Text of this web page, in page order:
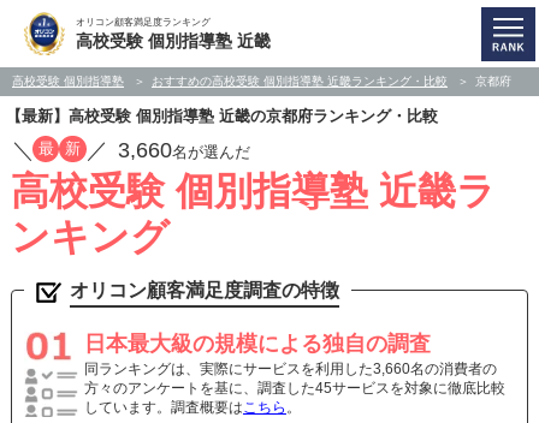
オリコン顧客満足度ランキング
高校受験 個別指導塾 近畿
高校受験 個別指導塾 おすすめの高校受験 個別指導塾 近畿ランキング・比較 京都府
【最新】高校受験 個別指導塾 近畿の京都府ランキング・比較
／ 最 新 ／ 3,660名が選んだ
高校受験 個別指導塾 近畿ラ
ンキング
オリコン顧客満足度調査の特徴
日本最大級の規模による独自の調査
同ランキングは、実際にサービスを利用した3,660名の消費者の
方々のアンケートを基に、調査した45サービスを対象に徹底比較
しています。調査概要はこちら 。